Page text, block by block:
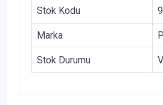
Stok Kodu
Marka
Stok Durumu